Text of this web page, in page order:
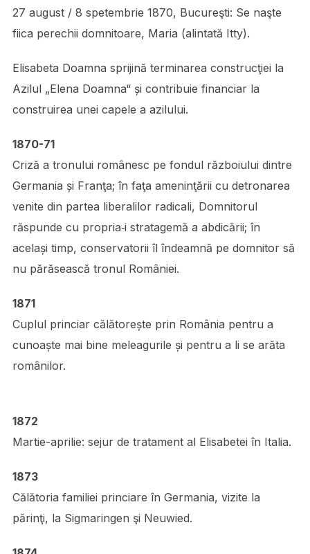
27 august / 8 spetembrie 1870, Bucureşti: Se naşte
fiica perechii domnitoare, Maria (alintată Itty).
Elisabeta Doamna sprijină terminarea construcţiei la
Azilul „Elena Doamna“ și contribuie financiar la
construirea unei capele a azilului.
1870-71
Criză a tronului românesc pe fondul războiului dintre
Germania și Franţa; în faţa ameninţării cu detronarea
venite din partea liberalilor radicali, Domnitorul
răspunde cu propria‑i stratagemă a abdicării; în
același timp, conservatorii îl îndeamnă pe domnitor să
nu părăsească tronul României.
1871
Cuplul princiar călătorește prin România pentru a
cunoaște mai bine meleagurile și pentru a li se arăta
românilor.
1872
Martie-aprilie: sejur de tratament al Elisabetei în Italia.
1873
Călătoria familiei princiare în Germania, vizite la
părinţi, la Sigmaringen şi Neuwied.